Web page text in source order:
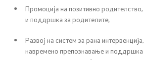
Промоција на позитивно
и поддршка за родителите,
Развој на систем за рана
навремено препознавање и поддршка